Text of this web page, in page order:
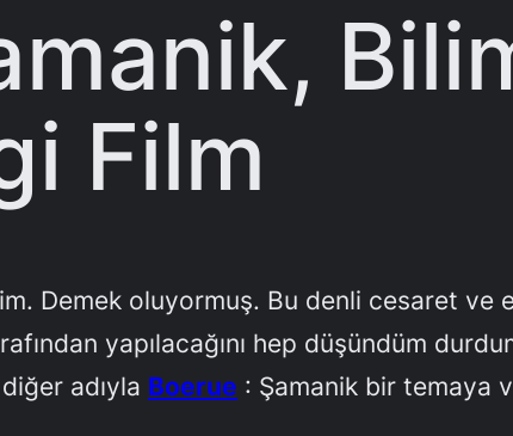
Film
Demek oluyormuş. Bu denli cesaret ve
yapılacağını hep düşündüm
adıyla Boerue : Şamanik bir temaya